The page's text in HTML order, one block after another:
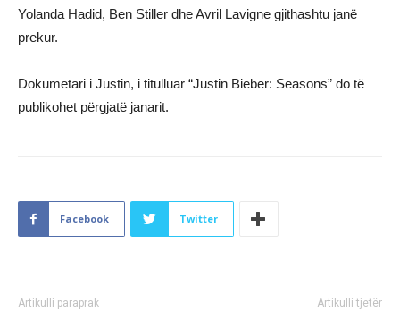
Yolanda Hadid, Ben Stiller dhe Avril Lavigne gjithashtu janë
prekur.
Dokumetari i Justin, i titulluar “Justin Bieber: Seasons” do të
publikohet përgjatë janarit.
Facebook Twitter
Artikulli paraprak Artikulli tjetër